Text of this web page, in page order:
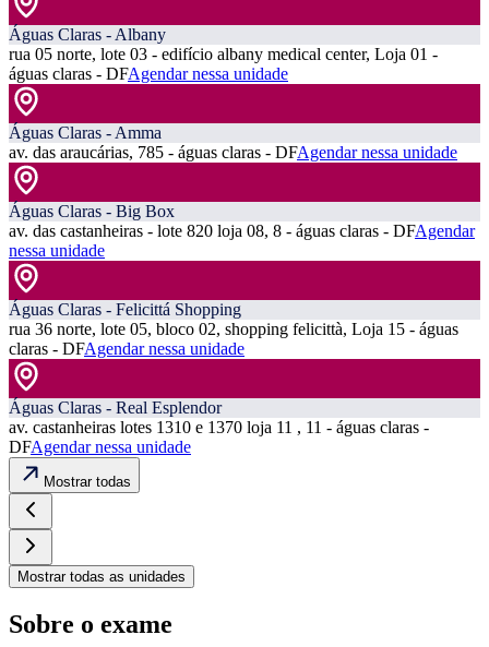
Águas Claras - Albany
rua 05 norte, lote 03 - edifício albany medical center, Loja 01 -
águas claras - DFAgendar nessa unidade
Águas Claras - Amma
av. das araucárias, 785 - águas claras - DFAgendar nessa unidade
Águas Claras - Big Box
av. das castanheiras - lote 820 loja 08, 8 - águas claras - DFAgendar
nessa unidade
Águas Claras - Felicittá Shopping
rua 36 norte, lote 05, bloco 02, shopping felicittà, Loja 15 - águas
claras - DFAgendar nessa unidade
Águas Claras - Real Esplendor
av. castanheiras lotes 1310 e 1370 loja 11 , 11 - águas claras -
DFAgendar nessa unidade
Mostrar todas
Mostrar todas as unidades
Sobre o exame